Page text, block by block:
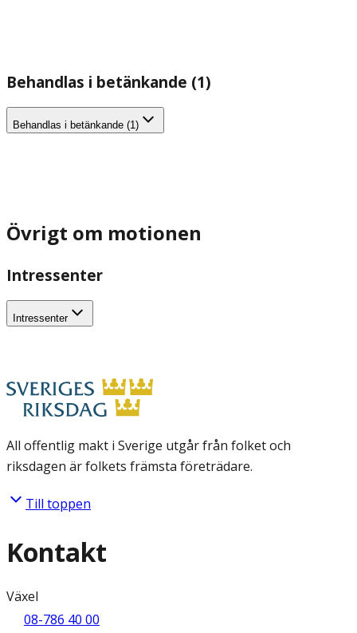
Behandlas i betänkande (1)
Behandlas i betänkande (1)
Övrigt om motionen
Intressenter
Intressenter
All offentlig makt i Sverige utgår från folket och
riksdagen är folkets främsta företrädare.
Till toppen
Kontakt
Växel
08-786 40 00